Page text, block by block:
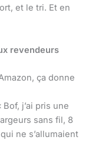
et le tri. Et en
revendeurs
ça donne
j’ai pris une
sans fil, 8
ne s’allumaient